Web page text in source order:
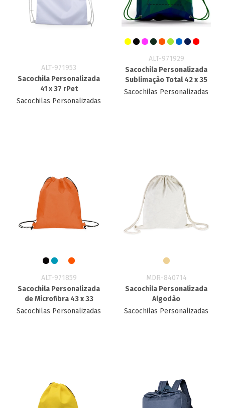
ALT-971953
Sacochila Personalizada
41 x 37 rPet
Sacochilas Personalizadas
ALT-971929
Sacochila Personalizada​
Sublimação Total 42 x 35
Sacochilas Personalizadas
ALT-971859
Sacochila Personalizada
de Microfibra 43 x 33
Sacochilas Personalizadas
MDR-840714
Sacochila Personalizada
Algodão
Sacochilas Personalizadas